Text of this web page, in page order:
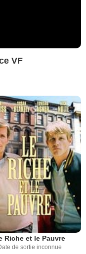
VF
Riche et le Pauvre
de sortie inconnue